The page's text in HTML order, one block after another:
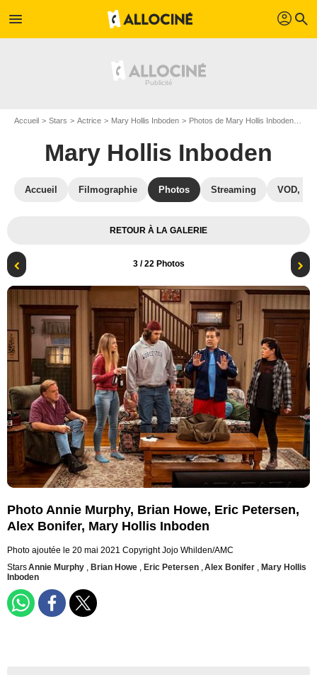
menu profil search
Accueil Stars Actrice Mary Hollis Inboden Photos de Mary Hollis Inboden
Mary Hollis Inboden
Accueil Filmographie Photos Streaming VOD,
RETOUR À LA GALERIE
3/ 22 Photos
Photo Annie Murphy, Brian Howe, Eric Petersen,
Alex Bonifer, Mary Hollis Inboden
Photo ajoutée le 20 mai 2021 Copyright Jojo Whilden/AMC
StarsAnnie Murphy , Brian Howe , Eric Petersen ,Alex Bonifer , Mary Hollis
Inboden